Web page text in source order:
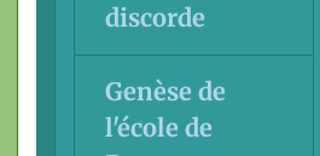
discorde
Genèse de
l'école de